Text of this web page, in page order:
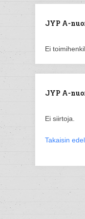
JYP A-
Ei
JYP A-
Ei siirtoja.
Takaisin